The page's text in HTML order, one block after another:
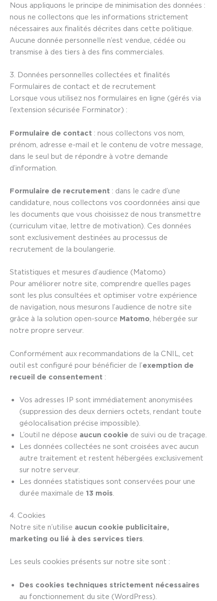
Nous appliquons le principe de minimisation des données :
nous ne collectons que les informations strictement
nécessaires aux finalités décrites dans cette politique.
Aucune donnée personnelle n’est vendue, cédée ou
transmise à des tiers à des fins commerciales.
3. Données personnelles collectées et finalités
Formulaires de contact et de recrutement
Lorsque vous utilisez nos formulaires en ligne (gérés via
l’extension sécurisée Forminator) :
Formulaire de contact : nous collectons vos nom,
prénom, adresse e-mail et le contenu de votre message,
dans le seul but de répondre à votre demande
d’information.
Formulaire de recrutement : dans le cadre d’une
candidature, nous collectons vos coordonnées ainsi que
les documents que vous choisissez de nous transmettre
(curriculum vitae, lettre de motivation). Ces données
sont exclusivement destinées au processus de
recrutement de la boulangerie.
Statistiques et mesures d’audience (Matomo)
Pour améliorer notre site, comprendre quelles pages
sont les plus consultées et optimiser votre expérience
de navigation, nous mesurons l’audience de notre site
grâce à la solution open-source Matomo, hébergée sur
notre propre serveur.
Conformément aux recommandations de la CNIL, cet
outil est configuré pour bénéficier de l’exemption de
recueil de consentement :
Vos adresses IP sont immédiatement anonymisées
(suppression des deux derniers octets, rendant toute
géolocalisation précise impossible).
L’outil ne dépose aucun cookie de suivi ou de traçage.
Les données collectées ne sont croisées avec aucun
autre traitement et restent hébergées exclusivement
sur notre serveur.
Les données statistiques sont conservées pour une
durée maximale de 13 mois.
4. Cookies
Notre site n’utilise aucun cookie publicitaire,
marketing ou lié à des services tiers.
Les seuls cookies présents sur notre site sont :
Des cookies techniques strictement nécessaires
au fonctionnement du site (WordPress).